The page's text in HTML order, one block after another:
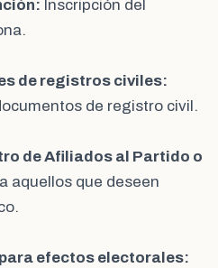
Inscripción del
de registros civiles:
de registro civil.
de Afiliados al Partido o
aquellos que deseen
efectos electorales: